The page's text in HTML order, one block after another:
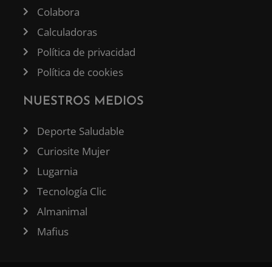
Colabora
Calculadoras
Política de privacidad
Política de cookies
NUESTROS MEDIOS
Deporte Saludable
Curiosite Mujer
Lugarnia
Tecnología Clic
Almanimal
Mafius